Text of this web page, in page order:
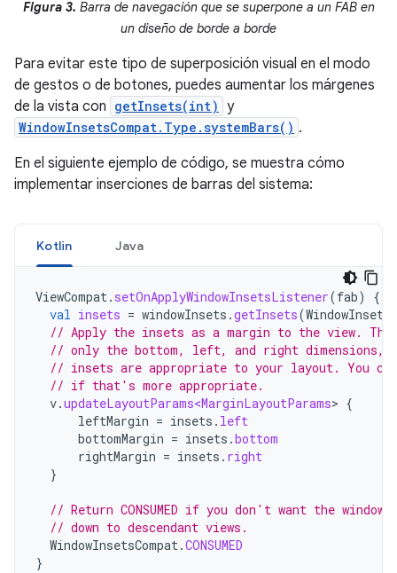
Figura 3. Barra de navegación que se superpone a un FAB en
un diseño de borde a borde
Para evitar este tipo de superposición visual en el modo
de gestos o de botones, puedes aumentar los márgenes
de la vista con getInsets(int) y
WindowInsetsCompat.Type.systemBars() .
En el siguiente ejemplo de código, se muestra cómo
implementar inserciones de barras del sistema:
Kotlin Java
ViewCompat. setOnApplyWindowInsetsListener(fab) {
val insets = windowInsets .getInsets(
// Apply the insets as a margin to the view.
// only the bottom, left, and right dimensions,
// insets are appropriate to your layout. You
// if that's more appropriate.
v.updateLayoutParams<MarginLayoutParams> {
leftMargin = insets . left
bottomMargin = insets .bottom
rightMargin = insets . right
}
// Return CONSUMED if you don't want the
// down to descendant views.
WindowInsetsCompat.CONSUMED
}